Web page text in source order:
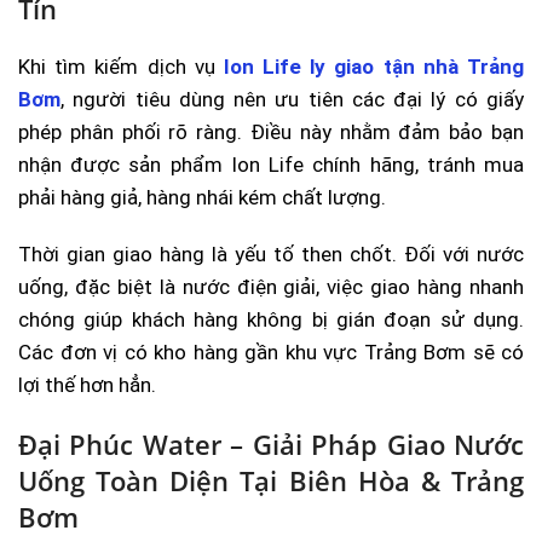
Tín
Khi tìm kiếm dịch vụ Ion Life ly giao tận nhà Trảng
Bơm, người tiêu dùng nên ưu tiên các đại lý có giấy
phép phân phối rõ ràng. Điều này nhằm đảm bảo bạn
nhận được sản phẩm Ion Life chính hãng, tránh mua
phải hàng giả, hàng nhái kém chất lượng.
Thời gian giao hàng là yếu tố then chốt. Đối với nước
uống, đặc biệt là nước điện giải, việc giao hàng nhanh
chóng giúp khách hàng không bị gián đoạn sử dụng.
Các đơn vị có kho hàng gần khu vực Trảng Bơm sẽ có
lợi thế hơn hẳn.
Đại Phúc Water – Giải Pháp Giao Nước
Uống Toàn Diện Tại Biên Hòa & Trảng
Bơm